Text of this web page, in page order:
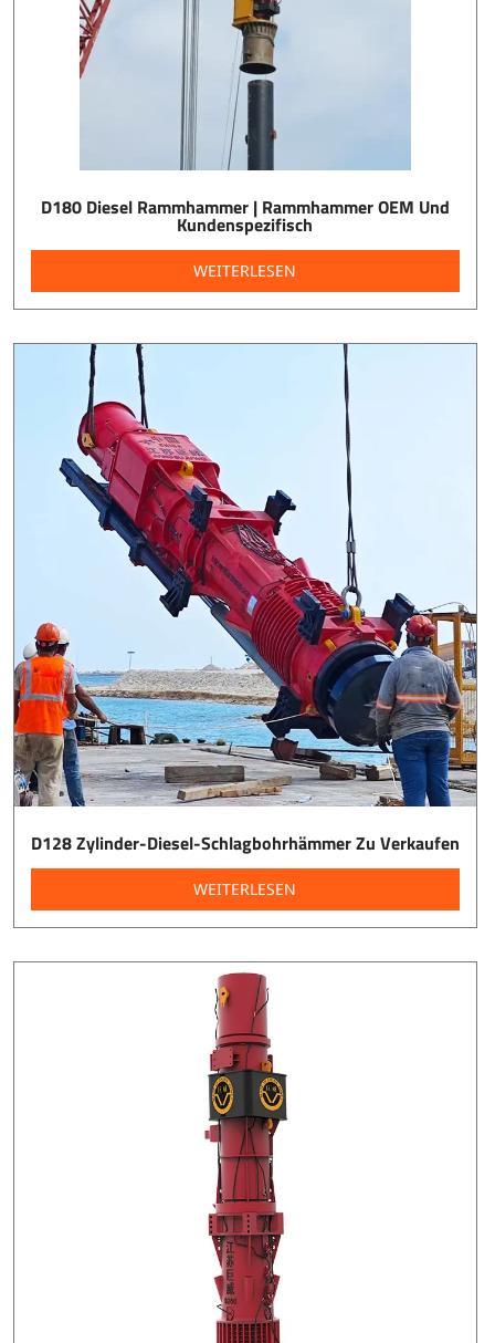
D180 Diesel Rammhammer | Rammhammer OEM Und
Kundenspezifisch
WEITERLESEN
D128 Zylinder-Diesel-Schlagbohrhämmer Zu Verkaufen
WEITERLESEN